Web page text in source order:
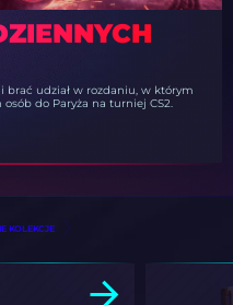
brać udział w rozdaniu, w którym
do Paryża na turniej CS2.
KOLEKCJE